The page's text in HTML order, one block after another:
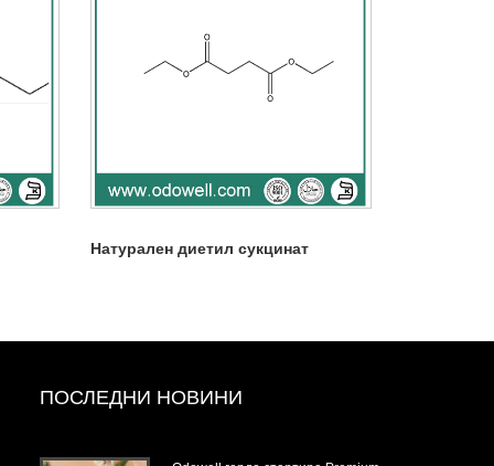
Натурален диетил сукцинат
ПОСЛЕДНИ НОВИНИ